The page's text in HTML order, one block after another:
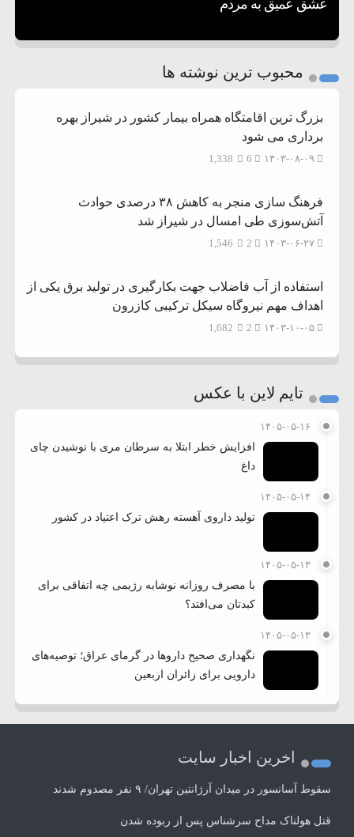
عشق عمیق به مردم
۵ شهر افسانه‌ای هخامنشی که هنوز هم زنده هستند
بفهمیم؟
3
محبوب ترین نوشته ها
بزرگ ترین اقامتگاه همراه بیمار کشور در شیراز بهره
برداری می شود
۱۴۰۳-۰۸-۰۹ 1,338
فرهنگ سازی منجر به کاهش ۳۸ درصدی حوادث
آتش‌سوزی طی امسال در شیراز شد
۱۴۰۳-۰۶-۲۷ 1,546
استفاده از آب فاضلاب جهت بکارگیری در تولید برق یکی از
اهداف مهم نیروگاه سیکل ترکیبی کازرون
۱۴۰۳-۱۰-۰۵ 1,682
تایم لاین با عکس
۱۴۰۵-۰۵-۱۶
افزایش خطر ابتلا به سرطان مری با نوشیدن چای
داغ
۱۴۰۵-۰۵-۱۴
تولید داروی آهسته رهش ترک اعتیاد در کشور
۱۴۰۵-۰۵-۱۳
با مصرف روزانه نوشابه رژیمی چه اتفاقی برای
کبدتان می‌افتد؟
۱۴۰۵-۰۵-۱۳
نگهداری صحیح داروها در گرمای عراق؛ توصیه‌های
دارویی برای زائران اربعین
اخرین اخبار سایت
سقوط آسانسور در میدان آرژانتین تهران/ ۹ نفر مصدوم شدند
قتل هولناک مداح سرشناس پس از ربوده شدن